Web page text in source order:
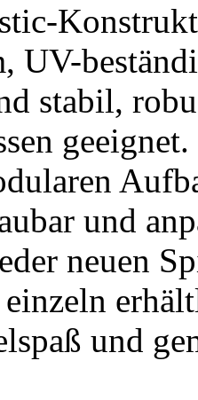
UV-
stabil,
geeignet.
und
neuen
und